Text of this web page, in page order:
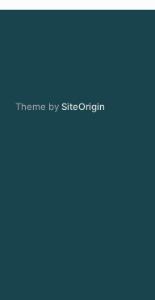
Theme by SiteOrigin